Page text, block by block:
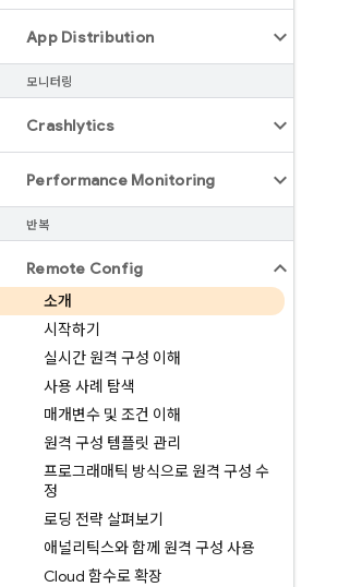
App Distribution
모니터링
Crashlytics
Performance Monitoring
반복
Remote Config
소개
시작하기
실시간 원격 구성 이해
사용 사례 탐색
매개변수 및 조건 이해
원격 구성 템플릿 관리
프로그래매틱 방식으로 원격 구성 수
정
로딩 전략 살펴보기
애널리틱스와 함께 원격 구성 사용
Cloud 함수로 확장